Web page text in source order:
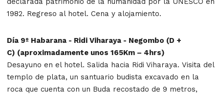
1982. Regreso al hotel. Cena y alojamiento.
Día 9º Habarana - Ridi Viharaya - Negombo (D +
C) (aproximadamente unos 165Km – 4hrs)
Desayuno en el hotel. Salida hacia Ridi Viharaya. Visita del
templo de plata, un santuario budista excavado en la
roca que cuenta con un Buda recostado de 9 metros,